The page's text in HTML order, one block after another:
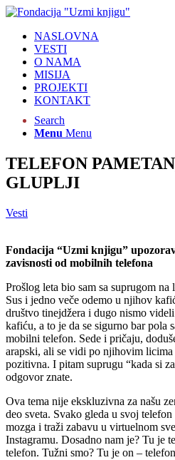
NASLOVNA
VESTI
O NAMA
MISIJA
PROJEKTI
KONTAKT
Search
Menu Menu
TELEFON
GLUPLJI
Vesti
Fondacija “Uzmi knjigu”
zavisnosti od mobilnih telefona
Prošlog leta bio sam sa suprugom
Sus i jedno veče odemo u njihov
društvo tinejdžera i dugo nismo
kafiću, a to je da se sigurno bar pola
mobilni telefon. Sede i pričaju,
arapski, ali se vidi po njihovim licima
pozitivna. I pitam suprugu “kada si
odgovor znate.
Ova tema nije ekskluzivna za našu
deo sveta. Svako gleda u svoj
mozga i traži zabavu u virtuelnom
Instagramu. Dosadno nam je? Tu je
telefon. Tužni smo? Tu je on –